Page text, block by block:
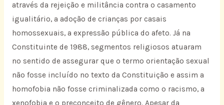
através da rejeição e militância contra o casamento
igualitário, a adoção de crianças por casais
homossexuais, a expressão pública do afeto. Já na
Constituinte de 1988, segmentos religiosos atuaram
no sentido de assegurar que o termo orientação sexual
não fosse incluído no texto da Constituição e assim a
homofobia não fosse criminalizada como o racismo, a
xenofobia e o preconceito de gênero. Apesar da